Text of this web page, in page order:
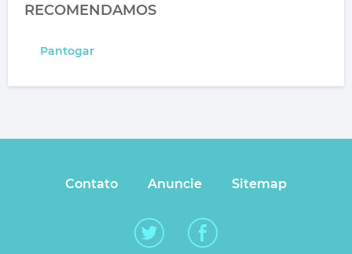
RECOMENDAMOS
Pantogar
Contato Anuncie Sitemap